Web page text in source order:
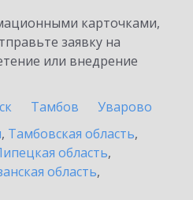
карточками,
заявку на
или внедрение
Тамбов
Уварово
, Тамбовская область,
область,
область,